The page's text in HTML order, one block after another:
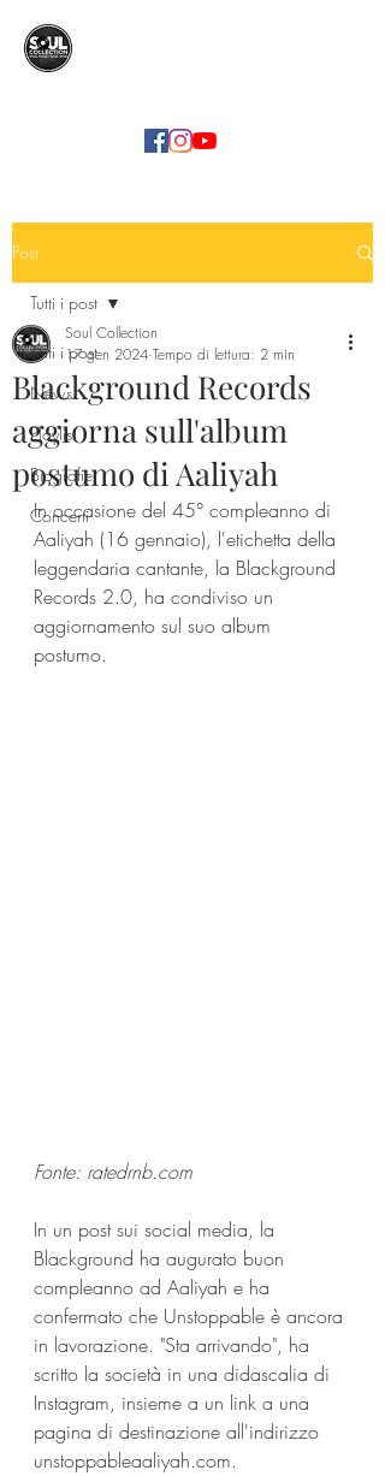
Post
Tutti i post
News
Playlist
Biografie
Concerti
Tutti i post
Blackground Records
aggiorna sull'album
postumo di Aaliyah
Soul Collection
17 gen 2024 Tempo di lettura: 2 min
In occasione del 45° compleanno di
Aaliyah (16 gennaio), l'etichetta della
leggendaria cantante, la Blackground
Records 2.0, ha condiviso un
aggiornamento sul suo album
postumo.
Fonte: ratedrnb.com
In un post sui social media, la
Blackground ha augurato buon
compleanno ad Aaliyah e ha
confermato che Unstoppable è ancora
in lavorazione. "Sta arrivando", ha
scritto la società in una didascalia di
Instagram, insieme a un link a una
pagina di destinazione all'indirizzo
unstoppableaaliyah.com.